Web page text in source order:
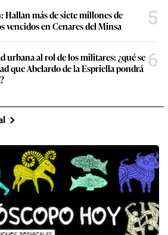
Hallan más de siete millones de
vencidos en Cenares del Minsa
5
urbana al rol de los militares: ¿qué se
que Abelardo de la Espriella pondrá 6